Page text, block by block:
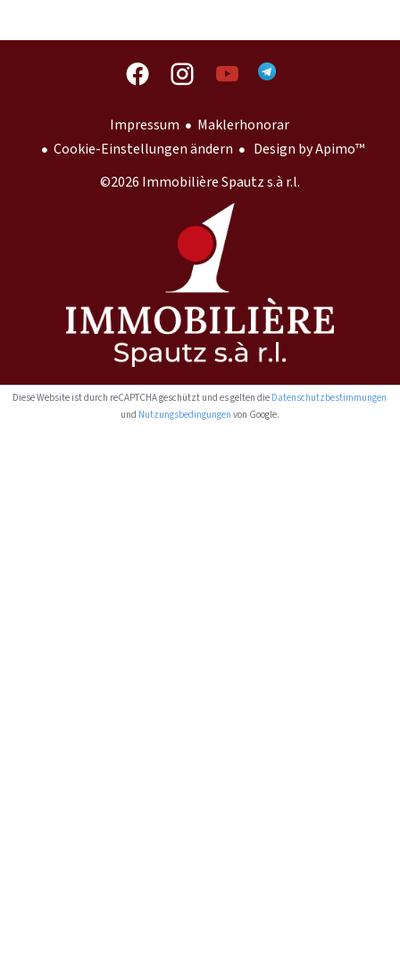
Impressum
Maklerhonorar
Cookie-Einstellungen ändern
Design byApimo™
©2026 Immobilière Spautz s.à r.l.
Diese Website ist durch reCAPTCHA geschützt und es gelten die Datenschutzbestimmungen
und Nutzungsbedingungen von Google.